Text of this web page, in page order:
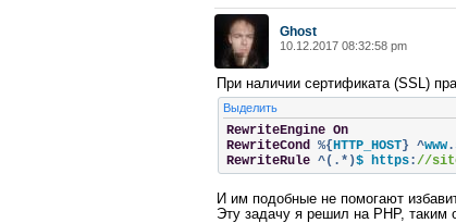
Ghost
10.12.2017 08:32:58 pm
При наличии сертификата (SSL)
Выделить
RewriteEngine On
RewriteCond %{HTTP_HOST} ^www.
RewriteRule ^(.*)$ https://
И им подобные не помогают
Эту задачу я решил на PHP, таким